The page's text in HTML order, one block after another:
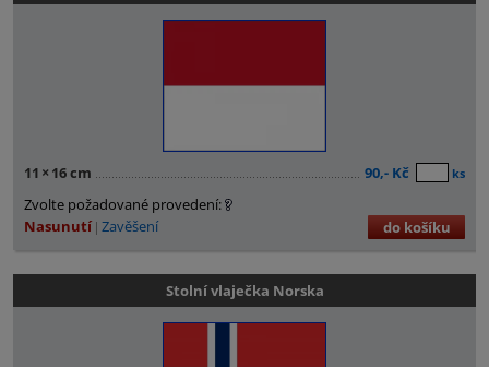
11 × 16 cm 90,- Kč ks
Zvolte požadované provedení:
Nasunutí Zavěšení do košíku
Stolní vlaječka Norska